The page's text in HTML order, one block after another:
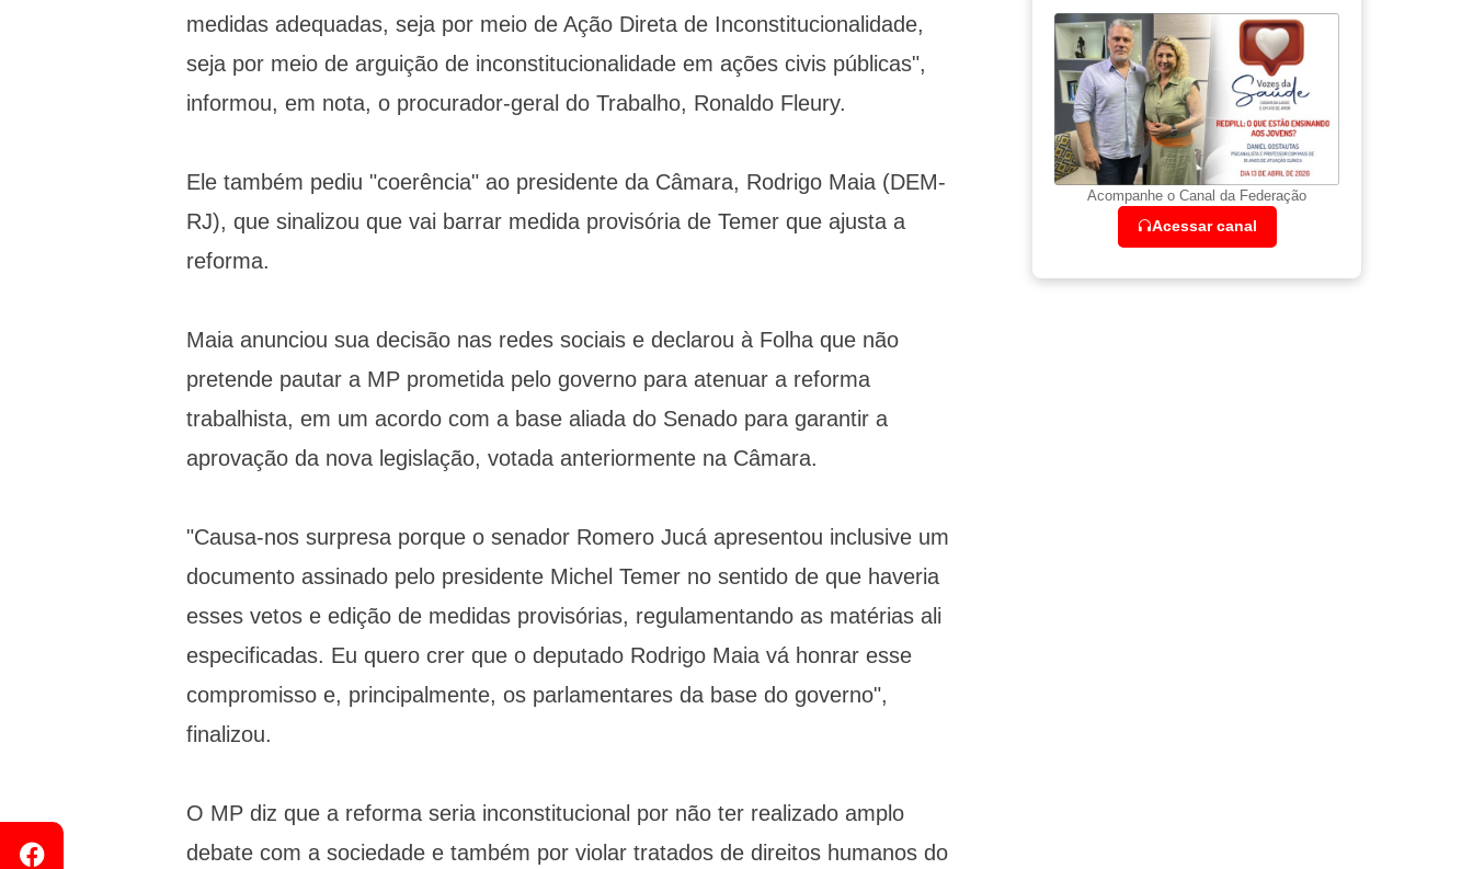
medidas adequadas, seja por meio de Ação Direta de Inconstitucionalidade,
seja por meio de arguição de inconstitucionalidade em ações civis públicas",
informou, em nota, o procurador-geral do Trabalho, Ronaldo Fleury.
Ele também pediu "coerência" ao presidente da Câmara, Rodrigo Maia (DEM-
RJ), que sinalizou que vai barrar medida provisória de Temer que ajusta a
reforma.
Maia anunciou sua decisão nas redes sociais e declarou à Folha que não
pretende pautar a MP prometida pelo governo para atenuar a reforma
trabalhista, em um acordo com a base aliada do Senado para garantir a
aprovação da nova legislação, votada anteriormente na Câmara.
"Causa-nos surpresa porque o senador Romero Jucá apresentou inclusive um
documento assinado pelo presidente Michel Temer no sentido de que haveria
esses vetos e edição de medidas provisórias, regulamentando as matérias ali
especificadas. Eu quero crer que o deputado Rodrigo Maia vá honrar esse
compromisso e, principalmente, os parlamentares da base do governo",
finalizou.
O MP diz que a reforma seria inconstitucional por não ter realizado amplo
debate com a sociedade e também por violar tratados de direitos humanos do
Acompanhe o Canal da Federação
Acessar canal